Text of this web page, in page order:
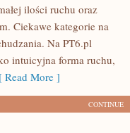
ilości ruchu oraz
Ciekawe kategorie na
Na PT6.pl
intuicyjna forma ruchu,
Read More ]
CONTINUE